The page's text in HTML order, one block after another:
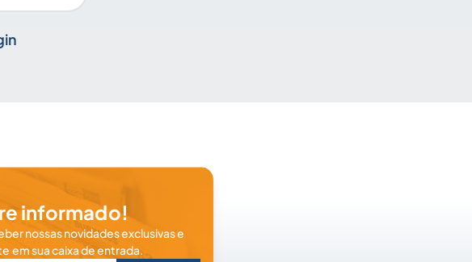
informado!
nossas novidades exclusivas e
em sua caixa de entrada.